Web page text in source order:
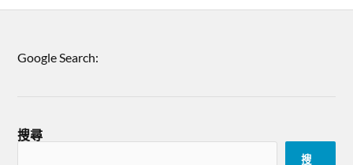
Google Search:
搜尋
搜